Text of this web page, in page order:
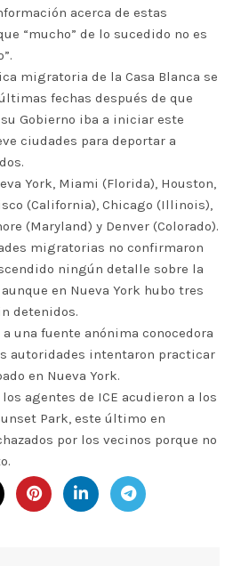
acerca de estas
“mucho” de lo sucedido no es
migratoria de la Casa Blanca se
fechas después de que
Gobierno iba a iniciar este
ciudades para deportar a
York, Miami (Florida), Houston,
(California), Chicago (Illinois),
(Maryland) y Denver (Colorado).
migratorias no confirmaron
ningún detalle sobre la
en Nueva York hubo tres
detenidos.
una fuente anónima conocedora
autoridades intentaron practicar
en Nueva York.
agentes de ICE acudieron a los
Park, este último en
por los vecinos porque no